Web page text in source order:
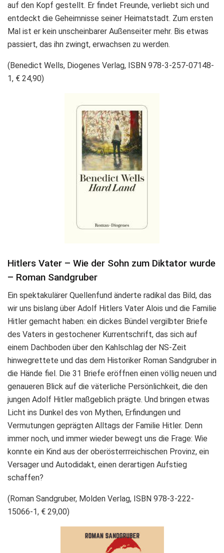
auf den Kopf gestellt. Er findet Freunde, verliebt sich und
entdeckt die Geheimnisse seiner Heimatstadt. Zum ersten
Mal ist er kein unscheinbarer Außenseiter mehr. Bis etwas
passiert, das ihn zwingt, erwachsen zu werden.
(Benedict Wells, Diogenes Verlag, ISBN 978-3-257-07148-
1, € 24,90)
Hitlers Vater – Wie der Sohn zum Diktator wurde
– Roman Sandgruber
Ein spektakulärer Quellenfund änderte radikal das Bild, das
wir uns bislang über Adolf Hitlers Vater Alois und die Familie
Hitler gemacht haben: ein dickes Bündel vergilbter Briefe
des Vaters in gestochener Kurrentschrift, das sich auf
einem Dachboden über den Kahlschlag der NS-Zeit
hinwegrettete und das dem Historiker Roman Sandgruber in
die Hände fiel. Die 31 Briefe eröffnen einen völlig neuen und
genaueren Blick auf die väterliche Persönlichkeit, die den
jungen Adolf Hitler maßgeblich prägte. Und bringen etwas
Licht ins Dunkel des von Mythen, Erfindungen und
Vermutungen geprägten Alltags der Familie Hitler. Denn
immer noch, und immer wieder bewegt uns die Frage: Wie
konnte ein Kind aus der oberösterrreichischen Provinz, ein
Versager und Autodidakt, einen derartigen Aufstieg
schaffen?
(Roman Sandgruber, Molden Verlag, ISBN 978-3-222-
15066-1, € 29,00)